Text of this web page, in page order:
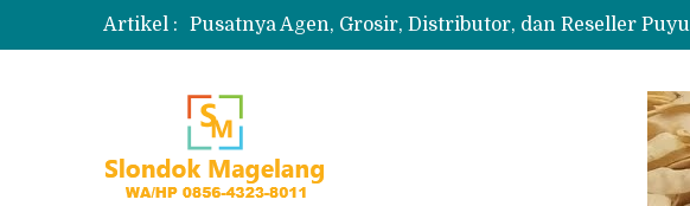
Artikel :
Pusatnya Agen, Grosir, Distributor, dan Reseller
Produksi Slondok
Jual Puyur Koin Mentah 1 Ball 5 kg
Jual Pasir Merapi Terdekat Kualitas Unggul untuk